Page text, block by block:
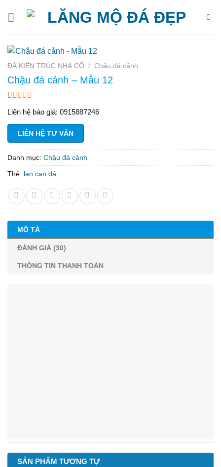
ĐÁ KIẾN TRÚC NHÀ CỔ / Chậu đá cảnh
Chậu đá cảnh – Mẫu 12
trên
5
dựa
trên
giá
Liên hệ báo giá: 0915887246
LIÊN HỆ TƯ VẤN
Danh mục: Chậu đá cảnh
Thẻ: lan can đá
MÔ TẢ
ĐÁNH GIÁ (30)
THÔNG TIN THANH TOÁN
SẢN PHẨM TƯƠNG TỰ